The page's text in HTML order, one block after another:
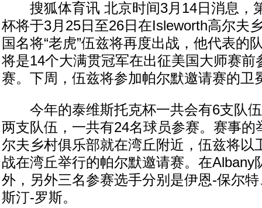
搜狐体育讯 北京时间3月14日消息，
杯将于3月25日至26日在Isleworth高尔夫
国名将“老虎”伍兹将再度出战，他代表的
将是14个大满贯冠军在出征美国大师赛前
赛。下周，伍兹将参加帕尔默邀请赛的卫
今年的泰维斯托克杯一共会有6支队伍
两支队伍，一共有24名球员参赛。赛事的
尔夫乡村俱乐部就在湾丘附近，伍兹将以
战在湾丘举行的帕尔默邀请赛。在Albany
外，另外三名参赛选手分别是伊恩-保尔
斯汀-罗斯。